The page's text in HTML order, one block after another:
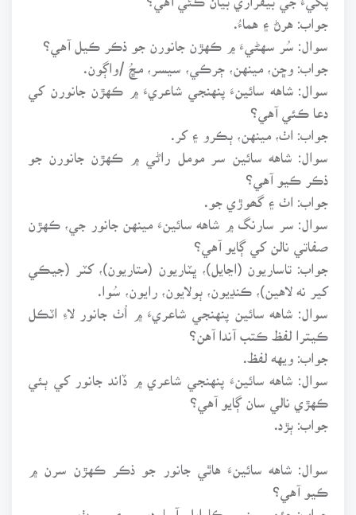
جواب: هرڻ ۽ هماءُ.
سوال: سُر سهڻيءَ ۾ ڪهڙن جانورن جو ذڪر ڪيل آهي؟
جواب: وڇن، مينهن، ڄرڪي، سيسر، مڇُ /واڳون.
سوال: شاهه سائينءَ پنهنجي شاعريءَ ۾ ڪهڙن جانورن کي
دعا ڪئي آهي؟
جواب: اٺ، مينهن، ٻڪرو ۽ کر.
سوال: شاهه سائين سر مومل راڻي ۾ ڪهڙن جانورن جو
ذڪر ڪيو آهي؟
جواب: اٺ ۽ گھوڙي جو.
سوال: سر سارنگ ۾ شاهه سائينءَ مينهن جانور جي، ڪهڙن
صفاتي نالن کي ڳايو آهي؟
جواب: تاساريون (اڃايل)، ڀٽاريون (متاريون)، کٽر (جيڪي
کير نه لاهين)، ڪنڍيون، ٻولايون، رايون، سُوا.
سوال: شاهه سائين پنهنجي شاعريءَ ۾ اُٺ جانور لاءِ اٽڪل
ڪيترا لفظ ڪتب آندا آهن؟
جواب: ويهه لفظ.
سوال: شاهه سائينءَ پنهنجي شاعري ۾ ڏاند جانور کي ٻئي
ڪهڙي نالي سان ڳايو آهي؟
جواب: ٻڙد.
سوال: شاهه سائينءَ هاٿي جانور جو ذڪر ڪهڙن سرن ۾
ڪيو آهي؟
جواب: چئن سرن ۾، ڪارايل، آسا، ديسي ۽ سورٺ ۾.